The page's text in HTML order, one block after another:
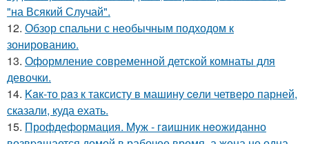
"на Всякий Случай".
12. Обзор спальни с необычным подходом к
зонированию.
13. Оформление современной детской комнаты для
девочки.
14. Kaк-то paз к таксисту в машину ceли четверо парней,
сказали, куда ехать.
15. Профдеформация. Myж - гaишник нeoжиданно